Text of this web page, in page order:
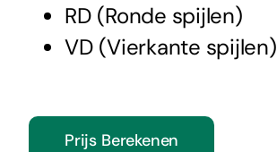
RD (Ronde spijlen)
VD (Vierkante spijlen)
Prijs Berekenen